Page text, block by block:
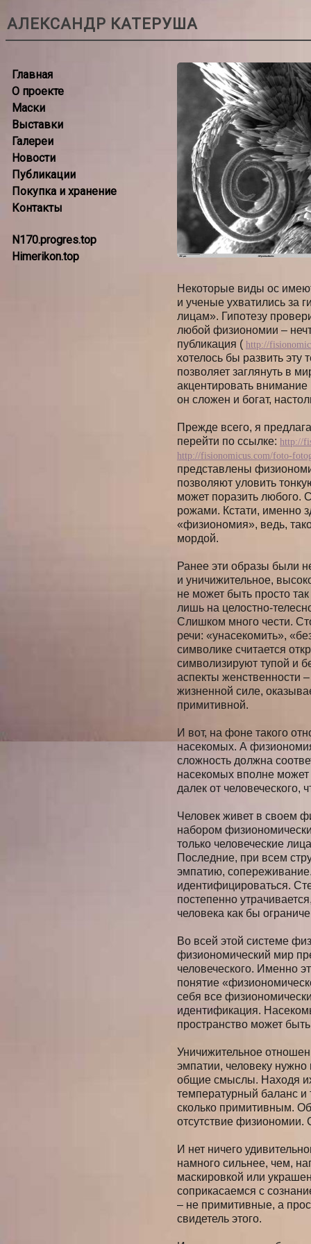
АЛЕКСАНДР КАТЕРУША
Главная
О проекте
Маски
Выставки
Галереи
Новости
Публикации
Покупка и хранение
Контакты
N170.progres.top
Himerikon.top
Некоторые виды ос
и ученые ухватились за
лицам». Гипотезу
любой физиономии –
публикация ( http://
хотелось бы развить эту
позволяет заглянуть в
акцентировать
он сложен и богат,
Прежде всего, я
перейти по ссылке: http://
http://fisionomicus.com/foto-
представлены
позволяют уловить
может поразить любого.
рожами. Кстати, именно
«физиономия», ведь,
мордой.
Ранее эти образы были
и уничижительное,
не может быть просто
лишь на целостно-
Слишком много чести.
речи: «унасекомить»,
символике считается
символизируют тупой и
аспекты женственности
жизненной силе,
примитивной.
И вот, на фоне такого
насекомых. А
сложность должна
насекомых вполне
далек от человеческого,
Человек живет в своем
набором
только человеческие
Последние, при всем
эмпатию,
идентифицироваться.
постепенно
человека как бы
Во всей этой системе
физиономический мир
человеческого. Именно
понятие
себя все
идентификация.
пространство может
Уничижительное
эмпатии, человеку
общие смыслы. Находя
температурный баланс и
сколько примитивным.
отсутствие физиономии.
И нет ничего
намного сильнее, чем,
маскировкой или
соприкасаемся с
– не примитивные, а
свидетель этого.